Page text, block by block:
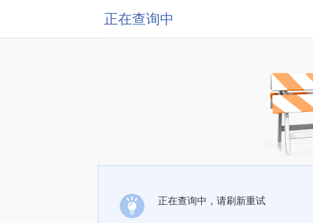
正在查询中
正在查询中，请刷新重试